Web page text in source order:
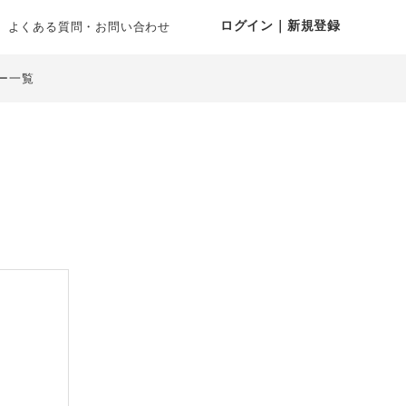
よくある質問・お問い合わせ ログイン｜新規登録
一覧